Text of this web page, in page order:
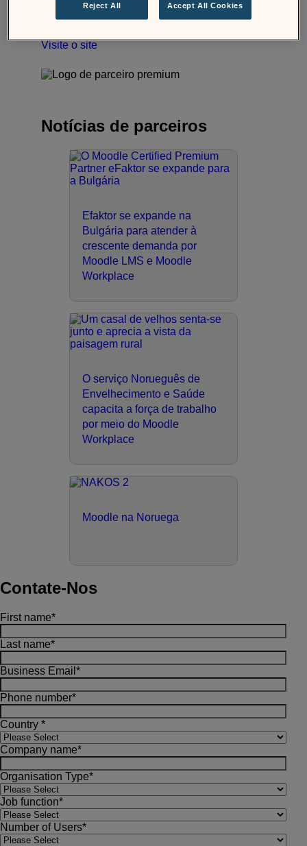
Visite o site
Notícias de parceiros
Efaktor se expande na
Bulgária para atender à
crescente demanda por
Moodle LMS e Moodle
Workplace
O serviço Norueguês de
Envelhecimento e Saúde
capacita a força de trabalho
por meio do Moodle
Workplace
Moodle na Noruega
Contate-Nos
First name*
Last name*
Business Email *
Phone number*
Country *
Company name*
Organisation Type*
Job function*
Number of Users*
Reject All Accept All Cookies